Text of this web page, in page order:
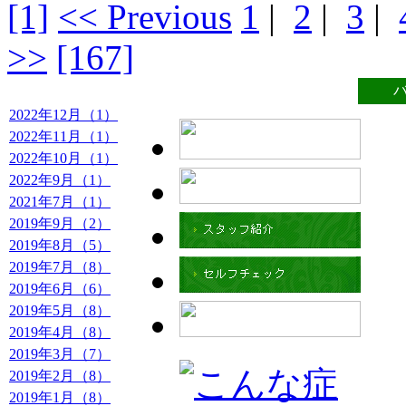
[1] << Previous 1 | 2 | 3 |
>> [167]
2022年12月（1）
2022年11月（1）
2022年10月（1）
2022年9月（1）
2021年7月（1）
2019年9月（2）
2019年8月（5）
2019年7月（8）
2019年6月（6）
2019年5月（8）
2019年4月（8）
2019年3月（7）
2019年2月（8）
2019年1月（8）